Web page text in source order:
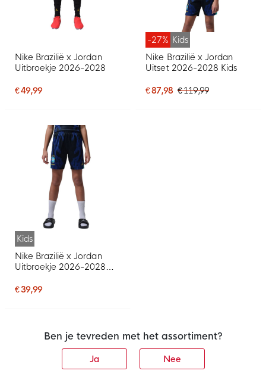
Nike Brazilië x Jordan
Uitbroekje 2026-2028
€ 49,99
-27% Kids
Nike Brazilië x Jordan
Uitset 2026-2028 Kids
€ 87,98 € 119,99
Kids
Nike Brazilië x Jordan
Uitbroekje 2026-2028
€ 39,99
Ben je tevreden met het assortiment?
Ja Nee